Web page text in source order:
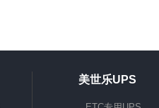
美世乐UPS